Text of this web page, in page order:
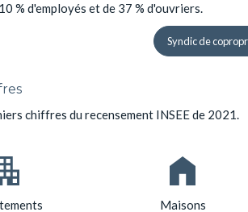
% d'employés et de 37 % d'ouvriers.
Syndic de
chiffres du recensement INSEE de 2021.
Maisons